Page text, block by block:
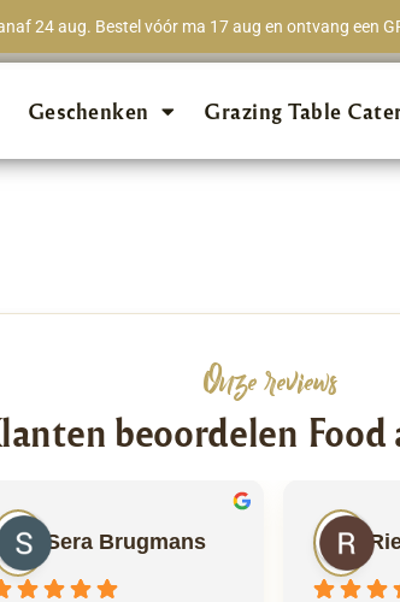
24 aug. Bestel vóór ma 17 aug en ontvang een
Geschenken Grazing Table
Onze reviews
beoordelen Food
Sera Brugmans